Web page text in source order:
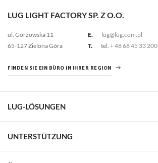
LUG LIGHT FACTORY SP. Z O.O.
ul. Gorzowska 11
65-127 Zielona Góra
E.
lug@lug.com.pl
T.
tel. + 48 68 45 33 200
FINDEN SIE EIN BÜRO IN IHRER REGION
LUG-LÖSUNGEN
UNTERSTÜTZUNG